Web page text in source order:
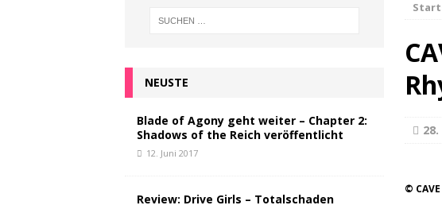
© CAVE
NEUSTE
Blade of Agony geht weiter – Chapter 2:
Shadows of the Reich veröffentlicht
12. Juni 2017
Review: Drive Girls – Totalschaden